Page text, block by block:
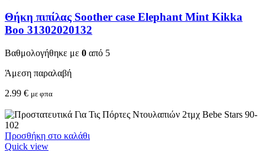
Θήκη πιπίλας Soother case Elephant Mint Kikka
Boo 31302020132
Βαθμολογήθηκε με 0 από 5
Άμεση παραλαβή
2.99 € με φπα
Προσθήκη στο καλάθι
Quick view